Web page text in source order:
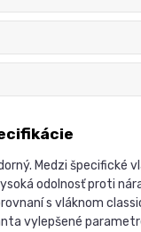
Medzi špecifické
odolnosť proti
s vláknom
vylepšené